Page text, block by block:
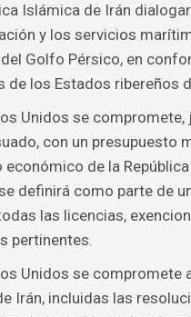
Islámica de Irán
y los servicios
Golfo Pérsico, en
de los Estados ribereños
Unidos se
con un presupuesto
económico de la
definirá como parte de
las licencias,
pertinentes.
Unidos se compromete
Irán, incluidas las